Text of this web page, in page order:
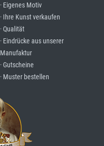
· Eigenes Motiv
· Ihre Kunst verkaufen
· Qualität
· Eindrücke aus unserer
Manufaktur
· Gutscheine
· Muster bestellen